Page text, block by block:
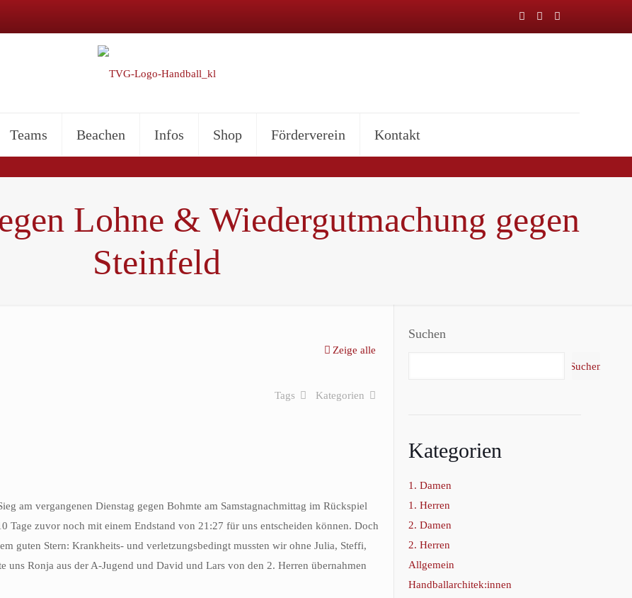
Teams Beachen Infos Shop Förderverein Kontakt
Lohne & Wiedergutmachung gegen
Steinfeld
Zeige alle
Kategorien
Tags
am vergangenen Dienstag gegen Bohmte am Samstagnachmittag im Rückspiel
Tage zuvor noch mit einem Endstand von 21:27 für uns entscheiden können. Doch
guten Stern: Krankheits- und verletzungsbedingt mussten wir ohne Julia, Steffi,
uns Ronja aus der A-Jugend und David und Lars von den 2. Herren übernahmen
Suchen
Suchen
Kategorien
1. Damen
1. Herren
2. Damen
2. Herren
Allgemein
Handballarchitek:innen